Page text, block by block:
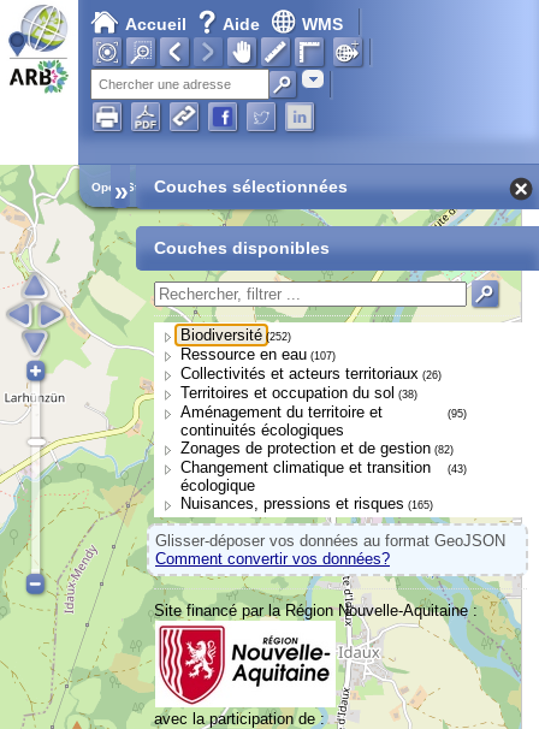
Accueil Aide WMS
Adresse
Open Street Map
» Couches sélectionnées
Couches disponibles
Biodiversité (252)
Ressource en eau (107)
Collectivités et acteurs territoriaux (26)
Territoires et occupation du sol (38)
Aménagement du territoire et
continuités écologiques
(95)
Zonages de protection et de gestion (82)
Changement climatique et transition
écologique
(43)
Nuisances, pressions et risques (165)
Glisser-déposer vos données au format GeoJSON
Comment convertir vos données?
Site financé par la Région Nouvelle-Aquitaine :
avec la participation de :